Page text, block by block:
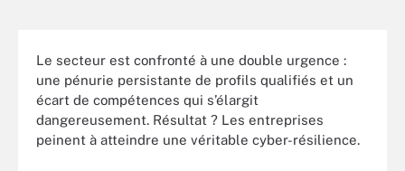
Le secteur est confronté à une double urgence :
une pénurie persistante de profils qualifiés et un
écart de compétences qui s’élargit
dangereusement. Résultat ? Les entreprises
peinent à atteindre une véritable cyber-résilience.